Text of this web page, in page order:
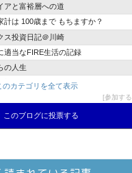
アと富裕層への道
計は 100歳まで もちますか？
ス投資日記＠川崎
適当なFIRE生活の記録
の人生
歳)FIRE！！！＠20XX年FIRE！！！
が効率的投資で一家セミリタイアするブログ
デックス投資日記
インデックス投資でセミリタイア目指してみた
のカテゴリを全て表示
参加する
このブログに投票する